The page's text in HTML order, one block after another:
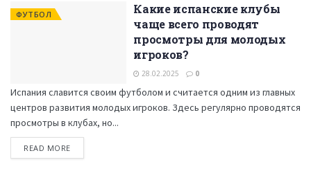
ФУТБОЛ
Какие испанские клубы
чаще всего проводят
просмотры для молодых
игроков?
28.02.2025 0
Испания славится своим футболом и считается одним из главных
центров развития молодых игроков. Здесь регулярно проводятся
просмотры в клубах, но...
READ MORE